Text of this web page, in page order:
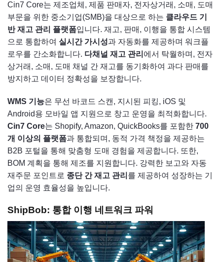
Cin7 Core는 제조업체, 제품 판매자, 전자상거래, 소매, 도매
부문을 위한 중소기업(SMB)을 대상으로 하는 클라우드 기
반 재고 관리 플랫폼입니다. 재고, 판매, 이행을 통합 시스템
으로 통합하여 실시간 가시성과 자동화를 제공하며 워크플
로우를 간소화합니다. 다채널 재고 관리 에서 탁월하며, 전자
상거래, 소매, 도매 채널 간 재고를 동기화하여 과다 판매를
방지하고 데이터 정확성을 보장합니다.
WMS 기능은 무선 바코드 스캔, 지시된 피킹, iOS 및
Android용 모바일 앱 지원으로 창고 운영을 최적화합니다.
Cin7 Core는 Shopify, Amazon, QuickBooks를 포함한 700
개 이상의 플랫폼과 통합되며, 동적 가격 책정을 제공하는
B2B 포털을 통해 맞춤형 도매 경험을 제공합니다. 또한,
BOM 계획을 통해 제조를 지원합니다. 강력한 보고와 자동
재주문 포인트로 종단 간 재고 관리 를 제공하여 성장하는 기
업의 운영 효율성을 높입니다.
ShipBob: 통합 이행 네트워크 파워